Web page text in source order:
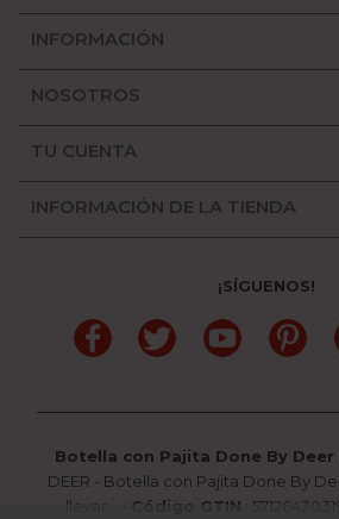
INFORMACIÓN
NOSOTROS
TU CUENTA
INFORMACIÓN DE LA TIENDA
¡SÍGUENOS!
FacebookTwitter YouTube
Botella con Pajita Done By Deer
DEER - Botella con Pajita Done By
llevar...
Código GTIN :